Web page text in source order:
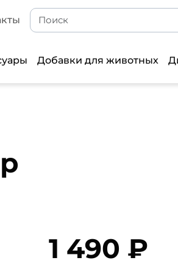
Добавки для животных
1 490 ₽